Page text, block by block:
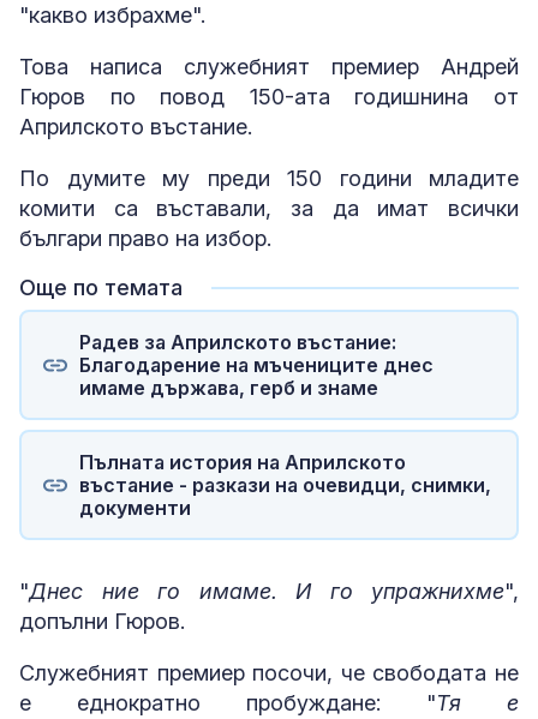
"какво избрахме".
Това написа служебният премиер Андрей
Гюров по повод 150-ата годишнина от
Априлското въстание.
По думите му преди 150 години младите
комити са въставали, за да имат всички
българи право на избор.
Още по темата
Радев за Априлското въстание:
Благодарение на мъчениците днес
имаме държава, герб и знаме
Пълната история на Априлското
въстание - разкази на очевидци, снимки,
документи
"Днес ние го имаме. И го упражнихме",
допълни Гюров.
Служебният премиер посочи, че свободата не
е еднократно пробуждане: "Тя е